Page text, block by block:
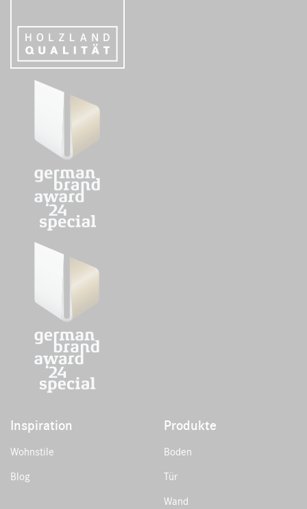
Inspiration
Wohnstile
Blog
Produkte
Boden
Tür
Wand